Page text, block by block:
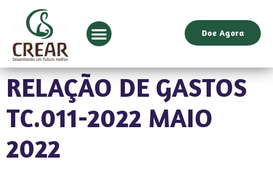
Doe Agora
RELAÇÃO DE GASTOS
TC.011-2022 MAIO
2022